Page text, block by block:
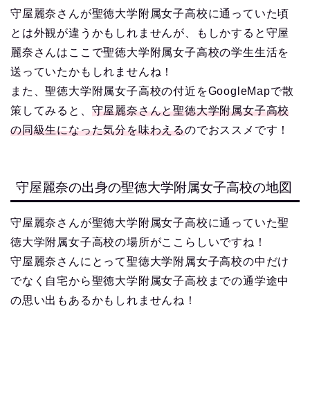
守屋麗奈さんが聖徳大学附属女子高校に通っていた頃
とは外観が違うかもしれませんが、もしかすると守屋
麗奈さんはここで聖徳大学附属女子高校の学生生活を
送っていたかもしれませんね！
また、聖徳大学附属女子高校の付近をGoogleMapで散
策してみると、 守屋麗奈さんと聖徳大学附属女子高校
の同級生になった気分を味わえるのでおススメです！
守屋麗奈の出身の聖徳大学附属女子高校の地図
守屋麗奈さんが聖徳大学附属女子高校に通っていた聖
徳大学附属女子高校の場所がここらしいですね！
守屋麗奈さんにとって聖徳大学附属女子高校の中だけ
でなく自宅から聖徳大学附属女子高校までの通学途中
の思い出もあるかもしれませんね！